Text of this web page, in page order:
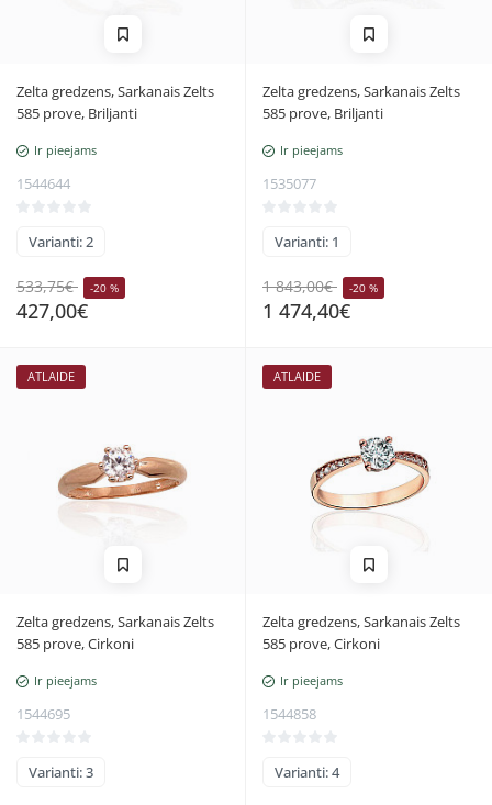
Zelta gredzens, Sarkanais Zelts
585 prove, Briljanti
Ir pieejams
1544644
Varianti: 2
533,75€ -20 %
427,00€
Zelta gredzens, Sarkanais Zelts
585 prove, Briljanti
Ir pieejams
1535077
Varianti: 1
1 843,00€ -20 %
1 474,40€
ATLAIDE
Zelta gredzens, Sarkanais Zelts
585 prove, Cirkoni
Ir pieejams
1544695
Varianti: 3
ATLAIDE
Zelta gredzens, Sarkanais Zelts
585 prove, Cirkoni
Ir pieejams
1544858
Varianti: 4